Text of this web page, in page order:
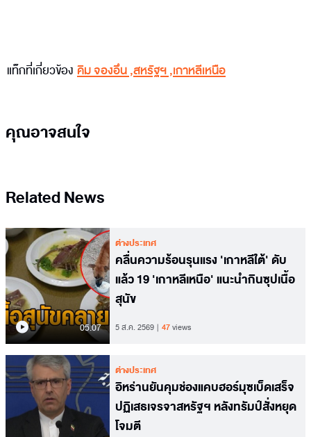
แท็กที่เกี่ยวข้อง คิม จองอึน,สหรัฐฯ,เกาหลีเหนือ
คุณอาจสนใจ
Related News
05.07
ต่างประเทศ
คลื่นความร้อนรุนแรง 'เกาหลีใต้' ดับ
แล้ว 19 'เกาหลีเหนือ' แนะนำกินซุปเนื้อ
สุนัข
5 ส.ค. 2569 47views
ต่างประเทศ
อิหร่านยันคุมช่องแคบฮอร์มุซเบ็ดเสร็จ
ปฏิเสธเจรจาสหรัฐฯ หลังทรัมป์สั่งหยุด
โจมตี